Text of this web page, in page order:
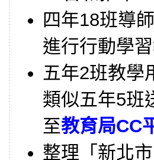
四年18班導
進行行動學
五年2班教學
類似五年5班
至教育局CC
整理「新北